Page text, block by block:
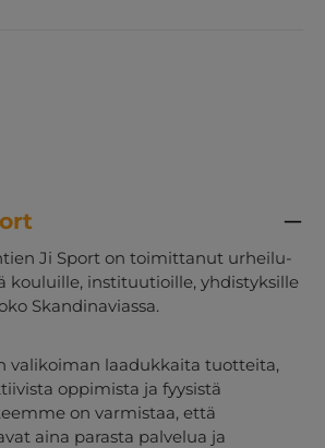
Ji Sport on toimittanut urheilu-
kouluille, instituutioille, yhdistyksille
Skandinaviassa.
valikoiman laadukkaita tuotteita,
oppimista ja fyysistä
on varmistaa, että
aina parasta palvelua ja